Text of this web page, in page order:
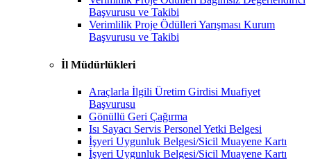
Başvurusu ve Takibi
Verimlilik Proje Ödülleri Yarışması Kurum
Başvurusu ve Takibi
İl Müdürlükleri
Araçlarla İlgili Üretim Girdisi Muafiyet
Başvurusu
Gönüllü Geri Çağırma
Isı Sayacı Servis Personel Yetki Belgesi
İşyeri Uygunluk Belgesi/Sicil Muayene Kartı
İşyeri Uygunluk Belgesi/Sicil Muayene Kartı